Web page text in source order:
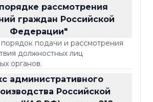
рассмотрения
граждан Российской
Федерации"
порядок подачи и рассмотрения
должностных лиц
органов.
административного
Российской